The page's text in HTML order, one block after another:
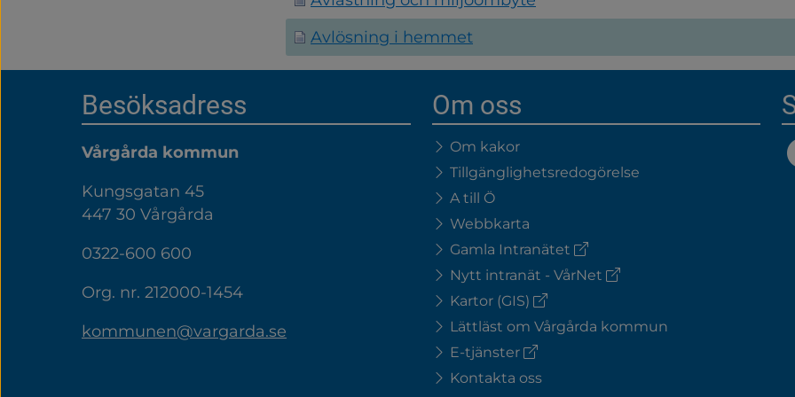
Avlösning i hemmet
Besöksadress
Vårgårda kommun
Kungsgatan 45
447 30 Vårgårda
0322-600 600
Org. nr. 212000-1454
kommunen@vargarda.se
Om oss
Om kakor
Tillgänglighetsredogörelse
A till Ö
Webbkarta
Gamla Intranätet (extern
Nytt intranät - VårNet (extern
Kartor (GIS) (extern
länk)
Lättläst om Vårgårda kommun
E-tjänster (extern
Kontakta oss